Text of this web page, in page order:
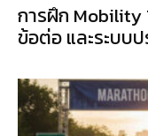
การฝึก Mobility
ข้อต่อ และระบบป